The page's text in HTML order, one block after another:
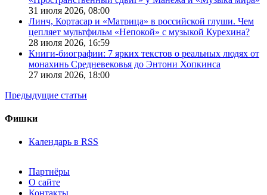
31 июля 2026, 08:00
Линч, Кортасар и «Матрица» в российской глуши. Чем
цепляет мультфильм «Непокой» с музыкой Курехина?
28 июля 2026, 16:59
Книги-биографии: 7 ярких текстов о реальных людях от
монахинь Средневековья до Энтони Хопкинса
27 июля 2026, 18:00
Предыдущие статьи
Фишки
Календарь в RSS
Партнёры
О сайте